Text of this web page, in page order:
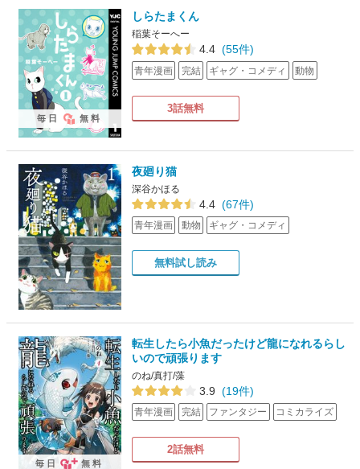
しらたまくん
稲葉そーへー
4.4 (55件)
青年漫画 完結 ギャグ・コメディ 動物
3話無料
毎日 無料
夜廻り猫
深谷かほる
4.4 (67件)
青年漫画 動物 ギャグ・コメディ
無料試し読み
転生したら小魚だったけど龍になれるらし
いので頑張ります
のね/真打/藻
3.9 (19件)
青年漫画 完結 ファンタジー コミカライズ
2話無料
毎日 無料